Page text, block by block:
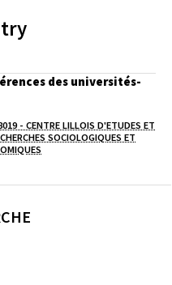
des universités-
- CENTRE LILLOIS D'ETUDES ET
SOCIOLOGIQUES ET